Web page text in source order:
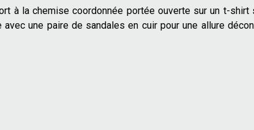
à la chemise coordonnée portée ouverte sur un t-
une paire de sandales en cuir pour une allure